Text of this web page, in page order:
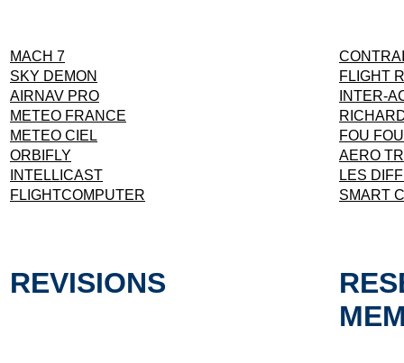
MACH 7
SKY DEMON
FLIGHT
AIRNAV PRO
INTER-
METEO FRANCE
METEO CIEL
FOU
ORBIFLY
AERO
INTELLICAST
LES
FLIGHTCOMPUTER
SMART
REVISIONS